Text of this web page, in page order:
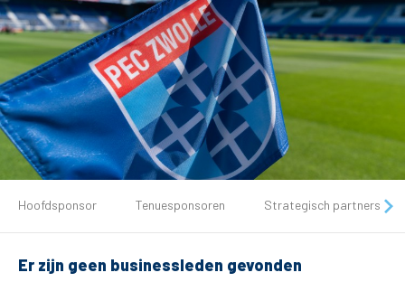
Tickets
Matchdays
Hoofdsponsor Tenuesponsoren Strategisch partners
Er zijn geen businessleden gevonden